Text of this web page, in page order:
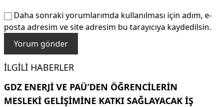
Daha sonraki yorumlarımda kullanılması için adım, e-
posta adresim ve site adresim bu tarayıcıya kaydedilsin.
İLGILI HABERLER
GDZ ENERJI VE PAÜ’DEN ÖĞRENCILERIN
MESLEKI GELIŞIMINE KATKI SAĞLAYACAK IŞ